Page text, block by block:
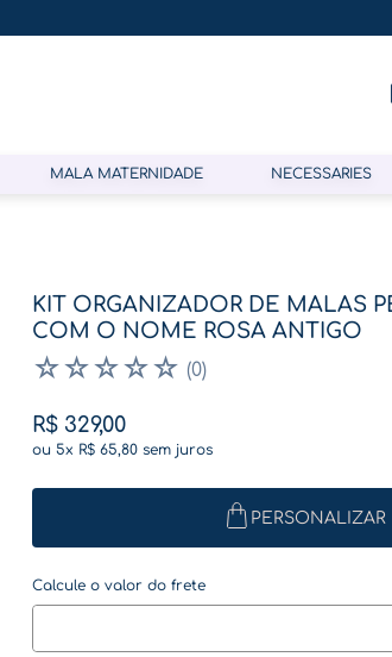
MALA MATERNIDADE NECESSARIES
KIT ORGANIZADOR DE MALAS
COM O NOME ROSA ANTIGO
☆☆☆☆☆ (0)
R$ 329,00
ou 5x R$ 65,80 sem juros
PERSONALIZAR